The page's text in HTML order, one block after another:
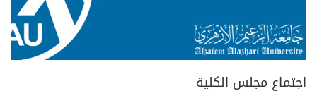
اجتماع مجلس الكلية